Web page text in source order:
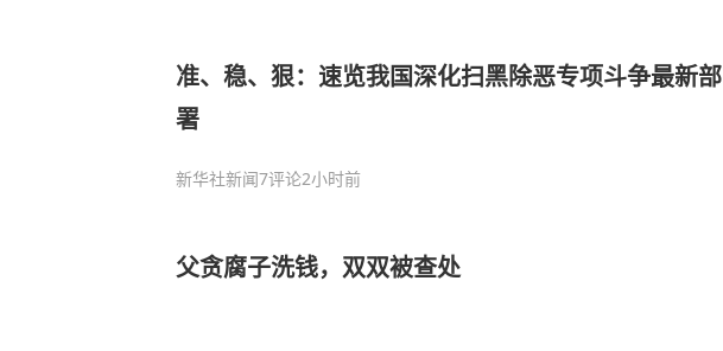
准、稳、狠：速览我国深化扫黑除恶专项斗争最新部
署
新华社新闻7评论2小时前
父贪腐子洗钱，双双被查处